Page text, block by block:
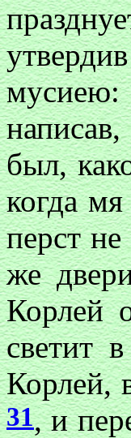
был,
когда
перст
же
Корлей
светит
Корлей,
31, и